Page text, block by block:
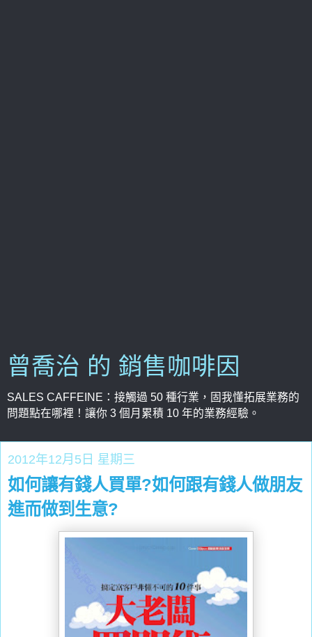
曾喬治 的 銷售咖啡因
SALES CAFFEINE：接觸過 50 種行業，固我懂拓展業務的
問題點在哪裡！讓你 3 個月累積 10 年的業務經驗。
2012年12月5日 星期三
如何讓有錢人買單?如何跟有錢人做朋友
進而做到生意?